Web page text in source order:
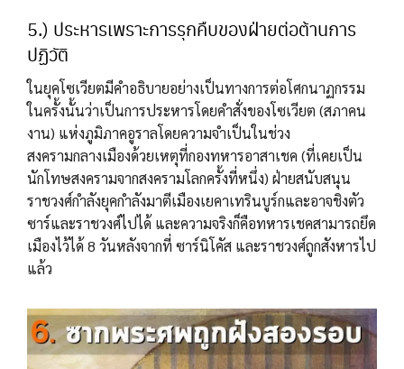
5.) ประหารเพราะการรุกคืบของฝ่ายต่อต้านการ
ปฏิวัติ
ในยุคโซเวียตมีคำอธิบายอย่างเป็นทางการต่อโศกนาฏกรรม
ในครั้งนั้นว่าเป็นการประหารโดยคำสั่งของโซเวียต (สภาคน
งาน) แห่งภูมิภาคอูราลโดยความจำเป็นในช่วง
สงครามกลางเมืองด้วยเหตุที่กองทหารอาสาเชค (ที่เคยเป็น
นักโทษสงครามจากสงครามโลกครั้งที่หนึ่ง) ฝ่ายสนับสนุน
ราชวงศ์กำลังยุคกำลังมาตีเมืองเยคาเทรินบูร์กและอาจชิงตัว
ซาร์และราชวงศ์ไปได้ และความจริงก็คือทหารเชคสามารถยึด
เมืองไว้ได้ 8 วันหลังจากที่ ซาร์นิโคัส และราชวงศ์ถูกสังหารไป
แล้ว